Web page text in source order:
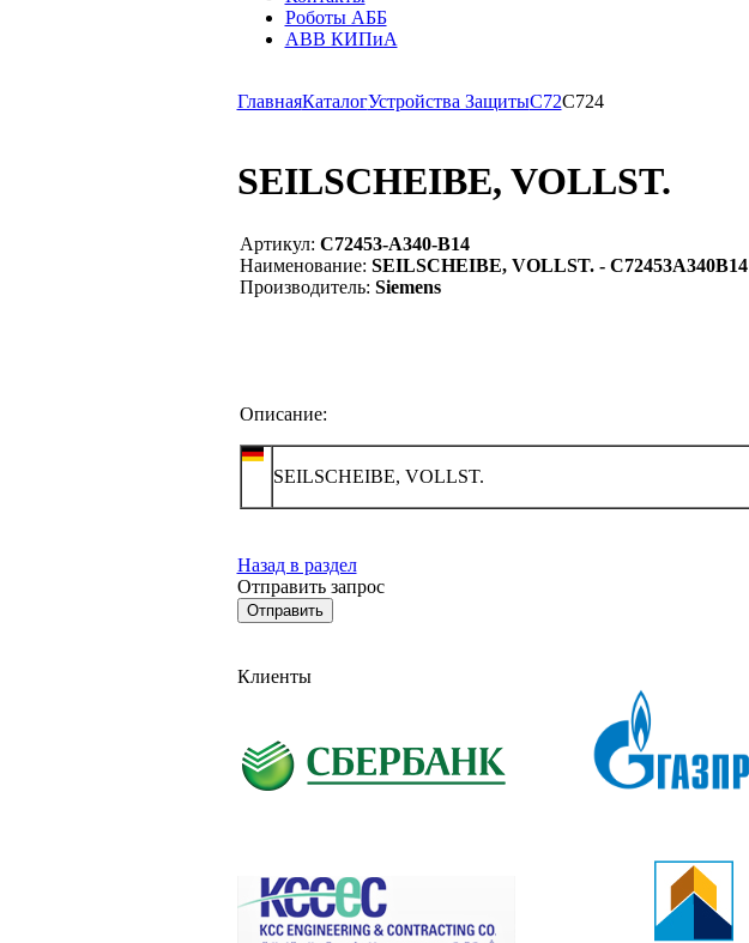
Роботы АББ
ABB КИПиА
ГлавнаяКаталогУстройства ЗащитыC72C724
SEILSCHEIBE, VOLLST.
Артикул: C72453-A340-B14
Наименование: SEILSCHEIBE, VOLLST. - C72453A340B14
Производитель: Siemens
Описание:
SEILSCHEIBE, VOLLST.
Назад в раздел
Отправить запрос
Клиенты